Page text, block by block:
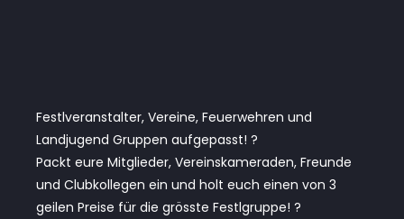
Festlveranstalter, Vereine, Feuerwehren und
Landjugend Gruppen aufgepasst! ?
Packt eure Mitglieder, Vereinskameraden, Freunde
und Clubkollegen ein und holt euch einen von 3
geilen Preise für die grösste Festlgruppe! ?